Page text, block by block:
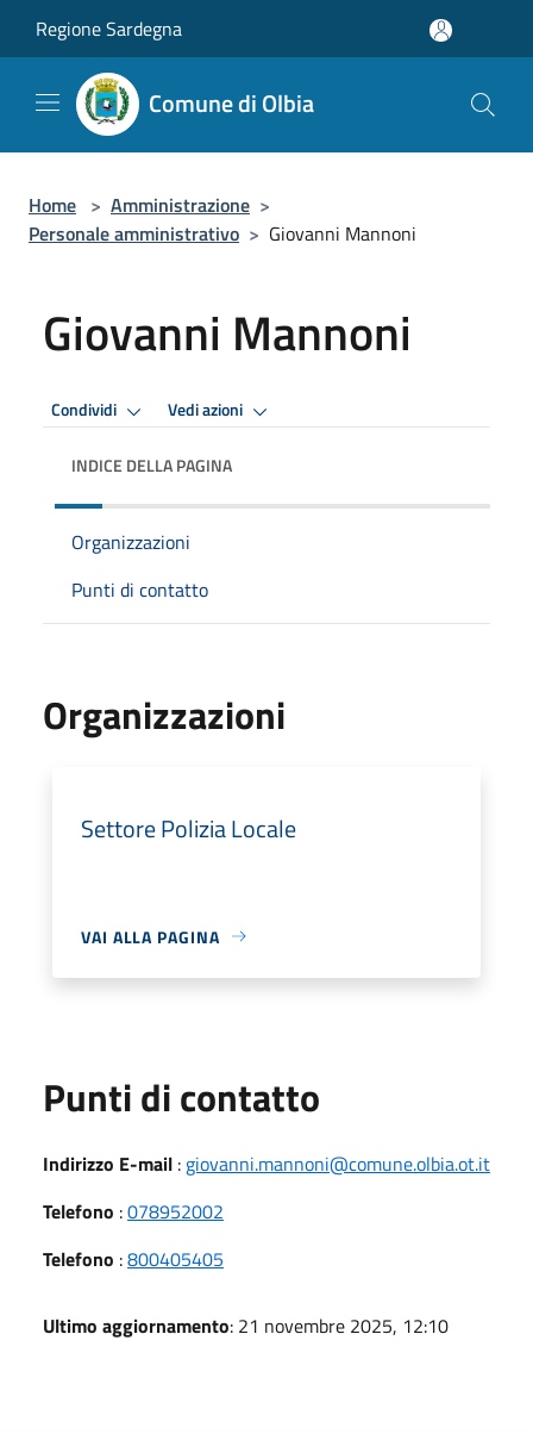
Regione Sardegna
Comune di Olbia
Home > Amministrazione >
Personale amministrativo > Giovanni Mannoni
Giovanni Mannoni
Condividi Vedi azioni
INDICE DELLA PAGINA
Organizzazioni
Punti di contatto
Organizzazioni
Settore Polizia Locale
VAI ALLA PAGINA
Punti di contatto
Indirizzo E-mail : giovanni.mannoni@comune.olbia.ot.it
Telefono :078952002
Telefono :800405405
Ultimo aggiornamento: 21 novembre 2025, 12:10